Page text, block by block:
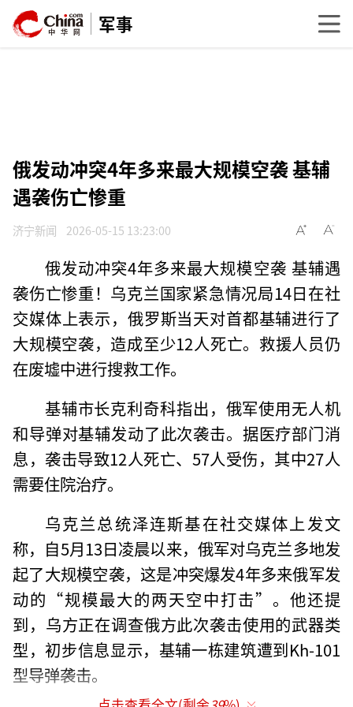
军事
俄发动冲突4年多来最大规模空袭 基辅
遇袭伤亡惨重
济宁新闻 2026-05-15 13:23:00
俄发动冲突4年多来最大规模空袭 基辅遇
袭伤亡惨重！乌克兰国家紧急情况局14日在社
交媒体上表示，俄罗斯当天对首都基辅进行了
大规模空袭，造成至少12人死亡。救援人员仍
在废墟中进行搜救工作。
基辅市长克利奇科指出，俄军使用无人机
和导弹对基辅发动了此次袭击。据医疗部门消
息，袭击导致12人死亡、57人受伤，其中27人
需要住院治疗。
乌克兰总统泽连斯基在社交媒体上发文
称，自5月13日凌晨以来，俄军对乌克兰多地发
起了大规模空袭，这是冲突爆发4年多来俄军发
动的“规模最大的两天空中打击”。他还提
到，乌方正在调查俄方此次袭击使用的武器类
型，初步信息显示，基辅一栋建筑遭到Kh-101
型导弹袭击。